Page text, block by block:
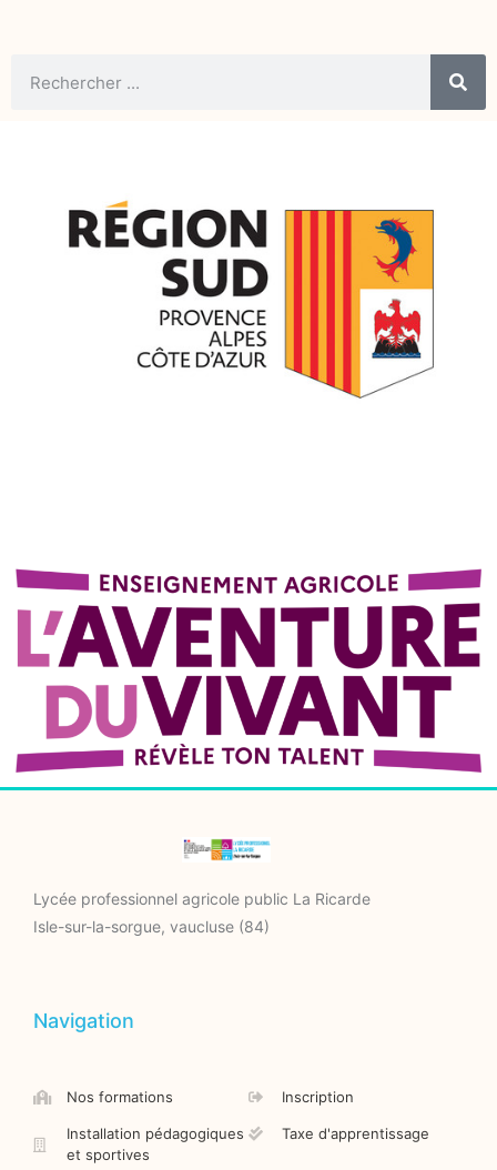
Lycée professionnel agricole public La Ricarde
Isle-sur-la-sorgue, vaucluse (84)
Navigation
Nos formations
Installation pédagogiques
et sportives
Inscription
Taxe d'apprentissage